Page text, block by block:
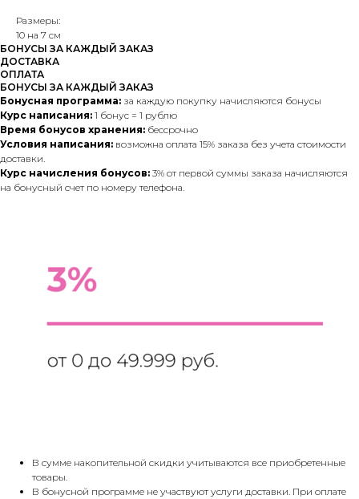
Размеры:
10 на 7 см
БОНУСЫ ЗА КАЖДЫЙ ЗАКАЗ
ДОСТАВКА
ОПЛАТА
БОНУСЫ ЗА КАЖДЫЙ ЗАКАЗ
Бонусная программа: за каждую покупку начисляются бонусы
Курс написания: 1 бонус = 1 рублю
Время бонусов хранения: бессрочно
Условия написания: возможна оплата 15% заказа без учета стоимости
доставки.
Курс начисления бонусов: 3% от первой суммы заказа начисляются
на бонусный счет по номеру телефона.
В сумме накопительной скидки учитываются все приобретенные
товары.
В бонусной программе не участвуют услуги доставки. При оплате